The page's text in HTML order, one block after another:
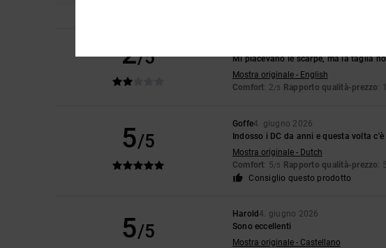
2/5
Mi piacevano le scarpe, ma la taglia
Mostra originale - English
Comfort: 2/5 Rapporto qualità-prezzo: 1
5/5
Goffe4. giugno 2026
Indosso i DC da anni e questa volta
Mostra originale - Dutch
Comfort: 5/5 Rapporto qualità-prezzo: 5
Consiglio questo prodotto
5/5
Harold4. giugno 2026
Sono eccellenti
Mostra originale - Castellano